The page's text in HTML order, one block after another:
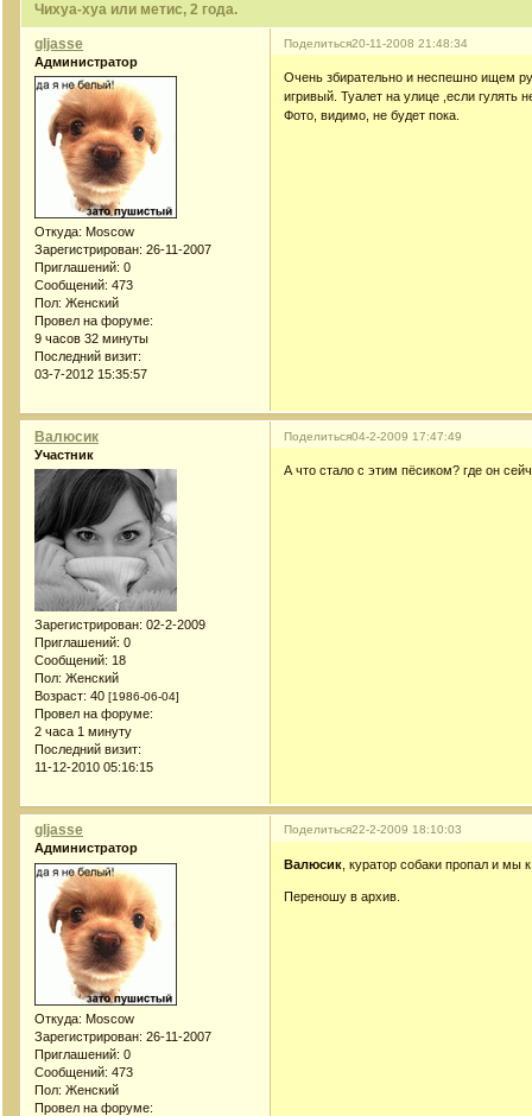
Чихуа-хуа или метис, 2 года.
Поделиться20-11-2008 21:48:34
gljasse
Администратор
Откуда: Moscow
Зарегистрирован: 26-11-2007
Приглашений: 0
Сообщений: 473
Пол: Женский
Провел на форуме:
9 часов 32 минуты
Последний визит:
03-7-2012 15:35:57
Очень збирательно и неспешно ищем
игривый. Туалет на улице ,если гулять
Фото, видимо, не будет пока.
Поделиться04-2-2009 17:47:49
Валюсик
Участник
Зарегистрирован: 02-2-2009
Приглашений: 0
Сообщений: 18
Пол: Женский
Возраст: 40 [1986-06-04]
Провел на форуме:
2 часа 1 минуту
Последний визит:
11-12-2010 05:16:15
А что стало с этим пёсиком? где он
Поделиться22-2-2009 18:10:03
gljasse
Администратор
Откуда: Moscow
Зарегистрирован: 26-11-2007
Приглашений: 0
Сообщений: 473
Пол: Женский
Провел на форуме:
Валюсик , куратор собаки пропал и
Переношу в архив.